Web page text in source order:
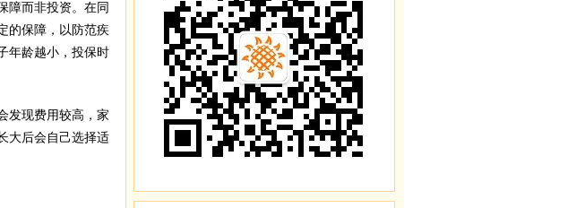
障而非投资。在同
的保障，以防范疾
年龄越小，投保时
发现费用较高，家
大后会自己选择适